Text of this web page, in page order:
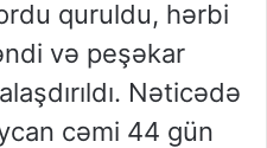
quruldu, hərbi
və peşəkar
Nəticədə
cəmi 44 gün